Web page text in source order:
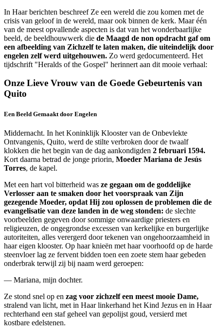
In Haar berichten beschreef Ze een wereld die zou komen met de
crisis van geloof in de wereld, maar ook binnen de kerk. Maar één
van de meest opvallende aspecten is dat van het wonderbaarlijke
beeld, de beeldhouwwerk die de Maagd de non opdracht gaf om
een afbeelding van Zichzelf te laten maken, die uiteindelijk door
engelen zelf werd uitgehouwen. Zo werd gedocumenteerd. Het
tijdschrift "Heralds of the Gospel" herinnert aan dit mooie verhaal:
Onze Lieve Vrouw van de Goede Gebeurtenis van
Quito
Een Beeld Gemaakt door Engelen
Middernacht. In het Koninklijk Klooster van de Onbevlekte
Ontvangenis, Quito, werd de stilte verbroken door de twaalf
klokken die het begin van de dag aankondigden 2 februari 1594.
Kort daarna betrad de jonge priorin, Moeder Mariana de Jesús
Torres, de kapel.
Met een hart vol bitterheid was ze gegaan om de goddelijke
Verlosser aan te smaken door het voorspraak van Zijn
gezegende Moeder, opdat Hij zou oplossen de problemen die de
evangelisatie van deze landen in de weg stonden: de slechte
voorbeelden gegeven door sommige onwaardige priesters en
religieuzen, de ongegrondse excessen van kerkelijke en burgerlijke
autoriteiten, alles verergerd door tekenen van ongehoorzaamheid in
haar eigen klooster. Op haar knieën met haar voorhoofd op de harde
steenvloer lag ze fervent bidden toen een zoete stem haar gebeden
onderbrak terwijl zij bij naam werd geroepen:
— Mariana, mijn dochter.
Ze stond snel op en zag voor zichzelf een meest mooie Dame,
stralend van licht, met in Haar linkerhand het Kind Jezus en in Haar
rechterhand een staf geheel van gepolijst goud, versierd met
kostbare edelstenen.